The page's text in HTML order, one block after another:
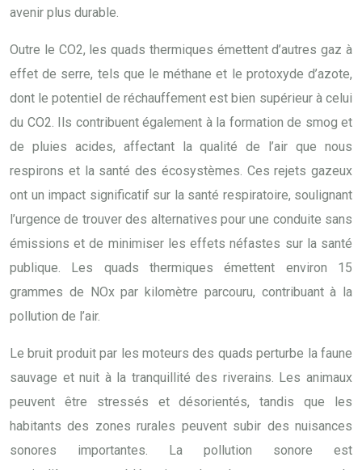
avenir plus durable.
Outre le CO2, les quads thermiques émettent d’autres gaz à
effet de serre, tels que le méthane et le protoxyde d’azote,
dont le potentiel de réchauffement est bien supérieur à celui
du CO2. Ils contribuent également à la formation de smog et
de pluies acides, affectant la qualité de l’air que nous
respirons et la santé des écosystèmes. Ces rejets gazeux
ont un impact significatif sur la santé respiratoire, soulignant
l’urgence de trouver des alternatives pour une conduite sans
émissions et de minimiser les effets néfastes sur la santé
publique. Les quads thermiques émettent environ 15
grammes de NOx par kilomètre parcouru, contribuant à la
pollution de l’air.
Le bruit produit par les moteurs des quads perturbe la faune
sauvage et nuit à la tranquillité des riverains. Les animaux
peuvent être stressés et désorientés, tandis que les
habitants des zones rurales peuvent subir des nuisances
sonores importantes. La pollution sonore est